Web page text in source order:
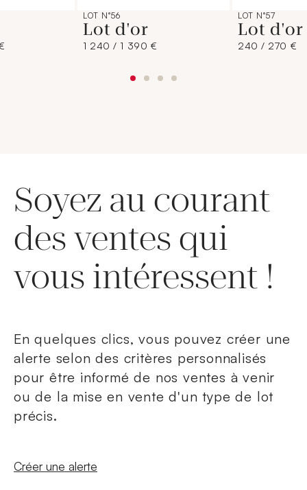
LOT N°56
Lot d'or
1 240 / 1 390 €
LOT N°57
Lot d'or
240 / 270 €
Soyez au courant
des ventes qui
vous intéressent !
En quelques clics, vous pouvez créer une
alerte selon des critères personnalisés
pour être informé de nos ventes à venir
ou de la mise en vente d'un type de lot
précis.
Nouvelle fenêtre
Créer une alerte